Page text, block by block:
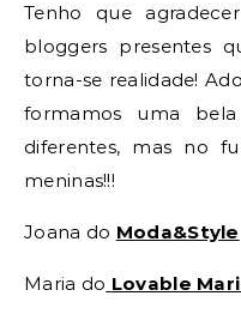
Tenho que
bloggers presentes
torna-se realidade!
formamos uma
diferentes, mas no
meninas!!!
Joana do Moda&Style
Maria do Lovable